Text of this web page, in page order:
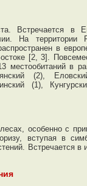
Встречается в
На территории
в
[2, 3].
местообитаний в
(2),
(1),
особенно с
вступая в
Встречается в